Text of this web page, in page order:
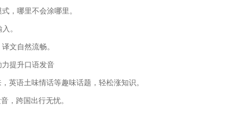
，哪里不会涂哪里。
。
文自然流畅。
提升口语发音
英语土味情话等趣味话题，轻松涨知识。
，跨国出行无忧。